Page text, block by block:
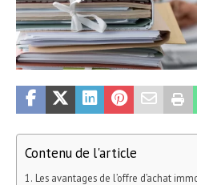
Contenu de l'article
Les avantages de l’offre d’achat